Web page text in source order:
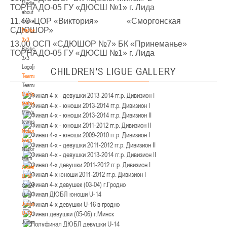
Media
about
basketball
Basketball
3x3
Basketball
3x3
Logo[modid=121]
Teams
Teams
Men's
teams
Men's
teams
National
team
National
team
Cadets
U-16
Cadets
U-16
Juniors
U-18
Juniors
Минск
IV тур – юноши 2014-2015 гг.р., Дивизион 2, 21-22 марта 2026 г., г. Минск, ул.
Уральская 3А
18-19.03.2026
Брест
IV тур – девушки 2010-2011 гг.р., дивизион 2, 18-19 марта 2026 г., г. Брест, ул.
ул. Ленинградская, 4
17-18.03.2026
Гродно
U-14, девушки
IV тур – девушки 2012-2013 гг.р., дивизион 2, 17-18 марта 2026 г., г. Гродно,
ул. Врублевского, 92
14-15.03.2026
U-16, девушки
III тур – девушки 2010-2011 гг.р., Дивизион 1, 14-15 марта 2026 г., г. Минск, ул.
ТОРНАДО-05 ГУ «ДЮСШ №1» г. Лида
11.40 ЦОР «Виктория» «Сморгонская
СДЮШОР»
13.00 ОСП «СДЮШОР №7» БК «Принеманье»
ТОРНАДО-05 ГУ «ДЮСШ №1» г. Лида
CHILDREN'S LIGUE GALLERY